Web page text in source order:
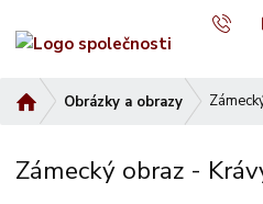
v
d
Obrázky a obrazy
Zámecký obraz -